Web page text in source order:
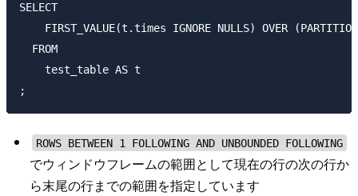
SELECT
FIRST_VALUE(t.times IGNORE NULLS) OVER
  FROM
    test_table AS t
ROWS BETWEEN 1 FOLLOWING AND UNBOUNDED FOLLOWING
でウィンドウフレームの範囲として現在の行の次の行か
ら末尾の行までの範囲を指定しています